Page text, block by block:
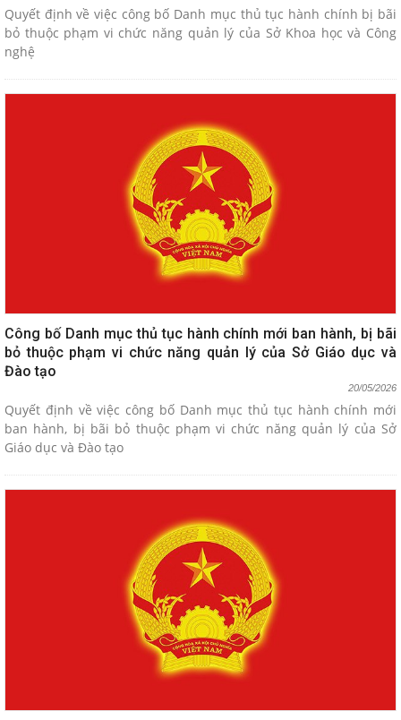
Quyết định về việc công bố Danh mục thủ tục hành chính bị bãi
bỏ thuộc phạm vi chức năng quản lý của Sở Khoa học và Công
nghệ
Công bố Danh mục thủ tục hành chính mới ban hành, bị bãi
bỏ thuộc phạm vi chức năng quản lý của Sở Giáo dục và
Đào tạo
20/05/2026
Quyết định về việc công bố Danh mục thủ tục hành chính mới
ban hành, bị bãi bỏ thuộc phạm vi chức năng quản lý của Sở
Giáo dục và Đào tạo